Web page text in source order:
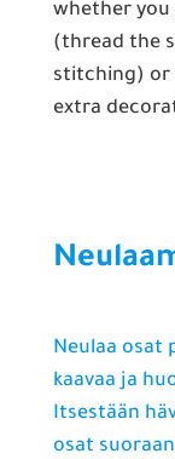
whether
(thread the
stitching) or
extra
Neulaa osat
kaavaa ja
Itsestään
osat